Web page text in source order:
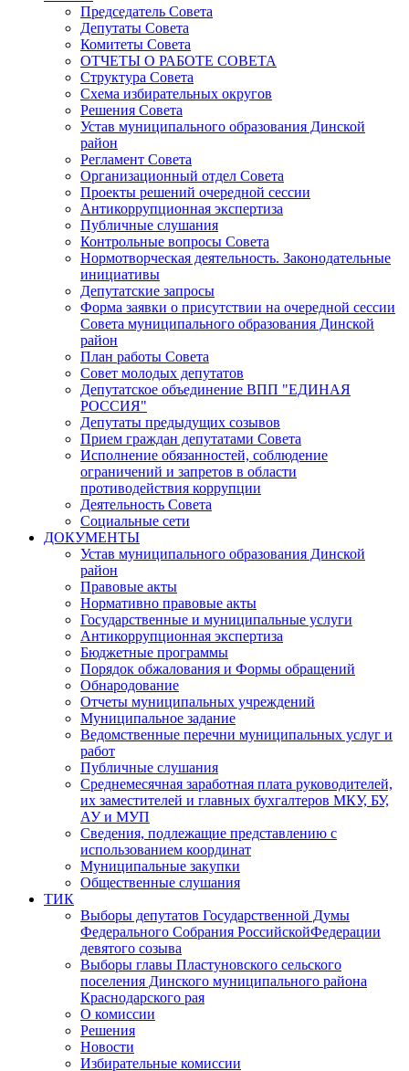
Председатель Совета
Депутаты Совета
Комитеты Совета
ОТЧЕТЫ О РАБОТЕ СОВЕТА
Структура Совета
Схема избирательных округов
Решения Совета
Устав муниципального образования Динской
район
Регламент Совета
Организационный отдел Совета
Проекты решений очередной сессии
Антикоррупционная экспертиза
Публичные слушания
Контрольные вопросы Совета
Нормотворческая деятельность. Законодательные
инициативы
Депутатские запросы
Форма заявки о присутствии на очередной сессии
Совета муниципального образования Динской
район
План работы Совета
Совет молодых депутатов
Депутатское объединение ВПП "ЕДИНАЯ
РОССИЯ"
Депутаты предыдущих созывов
Прием граждан депутатами Совета
Исполнение обязанностей, соблюдение
ограничений и запретов в области
противодействия коррупции
Деятельность Совета
Социальные сети
ДОКУМЕНТЫ
Устав муниципального образования Динской
район
Правовые акты
Нормативно правовые акты
Государственные и муниципальные услуги
Антикоррупционная экспертиза
Бюджетные программы
Порядок обжалования и Формы обращений
Обнародование
Отчеты муниципальных учреждений
Муниципальное задание
Ведомственные перечни муниципальных услуг и
работ
Публичные слушания
Среднемесячная заработная плата руководителей,
их заместителей и главных бухгалтеров МКУ, БУ,
АУ и МУП
Сведения, подлежащие представлению с
использованием координат
Муниципальные закупки
Общественные слушания
ТИК
Выборы депутатов Государственной Думы
Федерального Собрания РоссийскойФедерации
девятого созыва
Выборы главы Пластуновского сельского
поселения Динского муниципального района
Краснодарского рая
О комиссии
Решения
Новости
Избирательные комиссии